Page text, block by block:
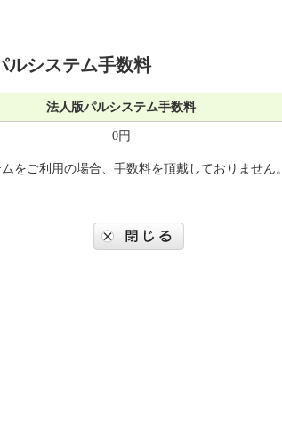
ルシステム手数料
法人版パルシステム手数料
0円
をご利用の場合、手数料を頂戴しておりません。